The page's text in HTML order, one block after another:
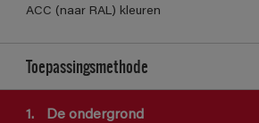
ACC (naar RAL) kleuren
Toepassingsmethode
1. De ondergrond